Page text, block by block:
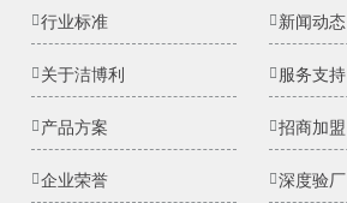
行业标准 新闻动态
关于洁博利 服务支持
产品方案 招商加盟
企业荣誉 深度验厂